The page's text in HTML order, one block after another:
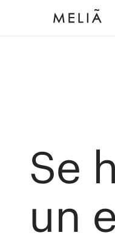
Se
un